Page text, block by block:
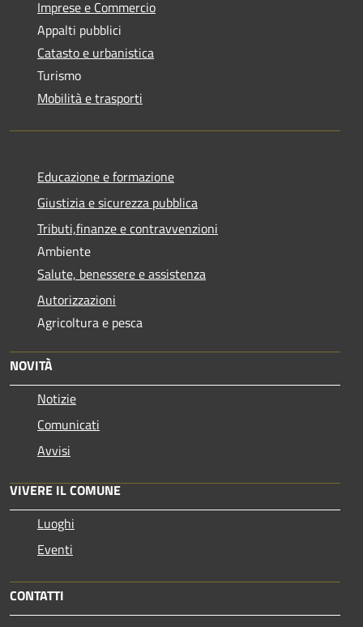
Imprese e Commercio
Appalti pubblici
Catasto e urbanistica
Turismo
Mobilità e trasporti
Educazione e formazione
Giustizia e sicurezza pubblica
Tributi,finanze e contravvenzioni
Ambiente
Salute, benessere e assistenza
Autorizzazioni
Agricoltura e pesca
NOVITÀ
Notizie
Comunicati
Avvisi
VIVERE IL COMUNE
Luoghi
Eventi
CONTATTI